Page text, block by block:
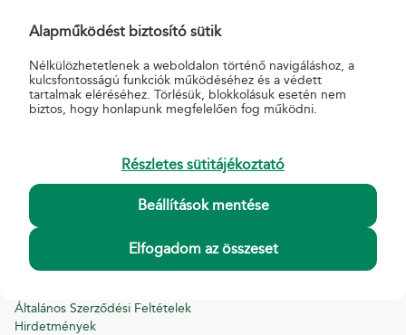
PÉNZFORGALMI ÜZLETSZABÁLYZAT ARCHÍVUM
Alapműködést biztosító sütik
Nélkülözhetetlenek a weboldalon történő navigáláshoz, a
kulcsfontosságú funkciók működéséhez és a védett
tartalmak eléréséhez. Törlésük, blokkolásuk esetén nem
biztos, hogy honlapunk megfelelően fog működni.
Részletes sütitájékoztató
Beállítások mentése
Elfogadom az összeset
AKCIÓK
Biztosítási akciók
MBH Bank akciók
HASZNOS
Általános Szerződési Feltételek
Hirdetmények